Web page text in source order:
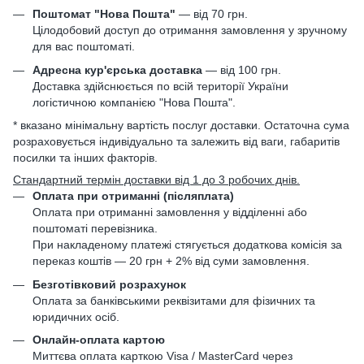
Поштомат "Нова Пошта" — від 70 грн.
Цілодобовий доступ до отримання замовлення у зручному
для вас поштоматі.
Адресна кур'єрська доставка — від 100 грн.
Доставка здійснюється по всій території України
логістичною компанією "Нова Пошта".
* вказано мінімальну вартість послуг доставки. Остаточна сума
розраховується індивідуально та залежить від ваги, габаритів
посилки та інших факторів.
Стандартний термін доставки від 1 до 3 робочих днів.
Оплата при отриманні (післяплата)
Оплата при отриманні замовлення у відділенні або
поштоматі перевізника.
При накладеному платежі стягується додаткова комісія за
переказ коштів — 20 грн + 2% від суми замовлення.
Безготівковий розрахунок
Оплата за банківськими реквізитами для фізичних та
юридичних осіб.
Онлайн-оплата картою
Миттєва оплата карткою Visa / MasterCard через